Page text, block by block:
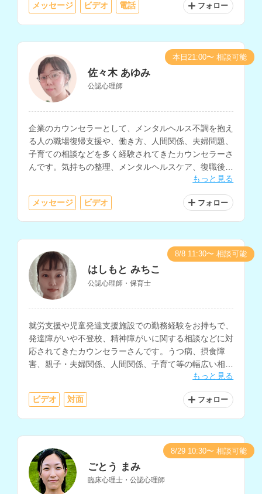
メッセージ ビデオ 電話 フォロー
佐々木 あゆみ
公認心理師
企業のカウンセラーとして、メンタルヘルス不調を抱え
る人の職場復帰支援や、働き方、人間関係、夫婦問題、
子育ての相談などを多く経験されてきたカウンセラーさ
んです。気持ちの整理、メンタルヘルスケア、復職後の
もっと見る
メッセージ ビデオ フォロー
本日21:00〜 相談可能
はしもと みちこ
公認心理師・保育士
就労支援や児童発達支援施設での勤務経験をお持ちで、
発達障がいや不登校、精神障がいに関する相談などに対
応されてきたカウンセラーさんです。うつ病、摂食障
害、親子・夫婦関係、人間関係、子育て等の幅広い相談
内容や、認知行動療法にも対応されています。もっと見る
ビデオ 対面 フォロー
8/8 11:30〜 相談可能
ごとう まみ
臨床心理士・公認心理師
8/29 10:30〜 相談可能